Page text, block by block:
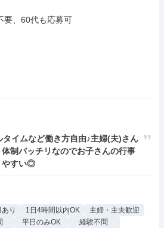
要、60代も応募可
イムなど働き方自由♪主婦(夫)さん
制バッチリなのでお子さんの行事
やすい◎
り 1日4時間以内OK
主婦・主夫歓迎
平日のみOK
経験不問